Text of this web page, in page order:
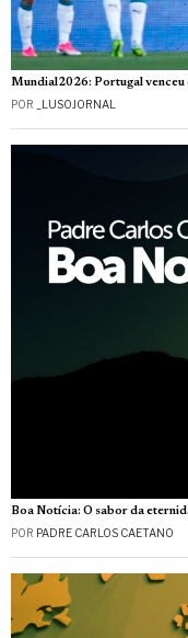
Mundial2026: Portugal venceu
POR _LUSOJORNAL
Boa Notícia: O sabor da
POR PADRE CARLOS CAETANO